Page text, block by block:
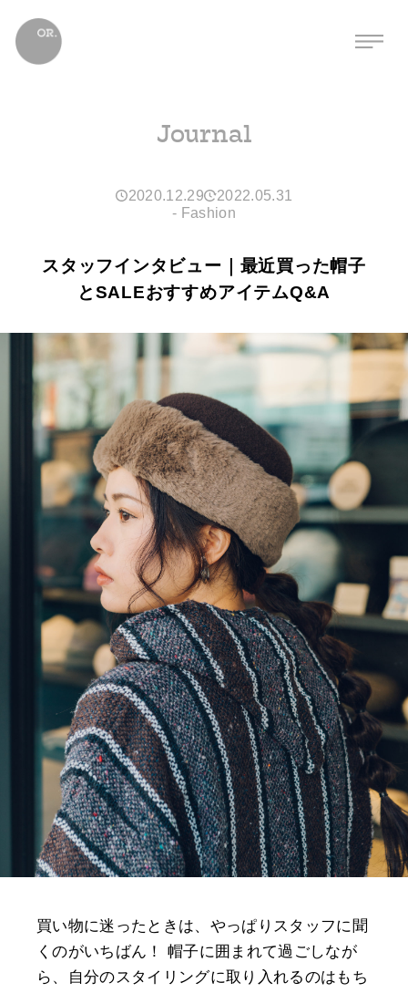
Journal
2020.12.29
2022.05.31
- Fashion
スタッフインタビュー｜最近買った帽子
とSALEおすすめアイテムQ&A
買い物に迷ったときは、やっぱりスタッフに聞
くのがいちばん！ 帽子に囲まれて過ごしなが
ら、自分のスタイリングに取り入れるのはもち